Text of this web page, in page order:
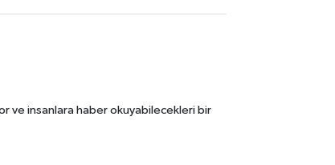
ve insanlara haber okuyabilecekleri bir